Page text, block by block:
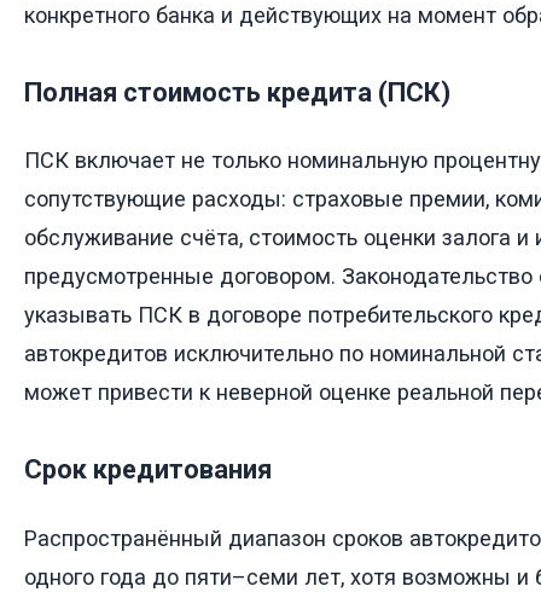
конкретного банка и действующих на момент
Полная стоимость кредита (ПСК)
ПСК включает не только номинальную
сопутствующие расходы: страховые премии,
обслуживание счёта, стоимость оценки залога
предусмотренные договором.
указывать ПСК в договоре потребительского
автокредитов исключительно по номинальной
может привести к неверной оценке реальной
Срок кредитования
Распространённый диапазон сроков
одного года до пяти–семи лет, хотя возможны и